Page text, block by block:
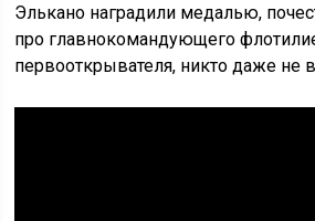
Элькано наградили медалью,
про главнокомандующего
первооткрывателя, никто даже не